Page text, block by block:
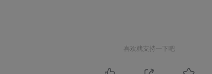
喜欢就支持一下吧